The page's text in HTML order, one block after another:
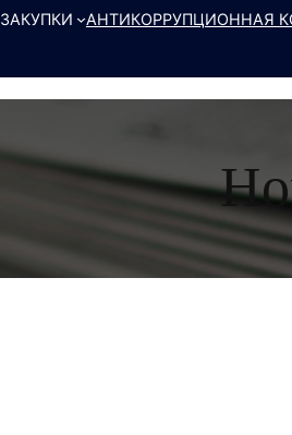
ЗАКУПКИ АНТИКОРРУПЦИОННАЯ